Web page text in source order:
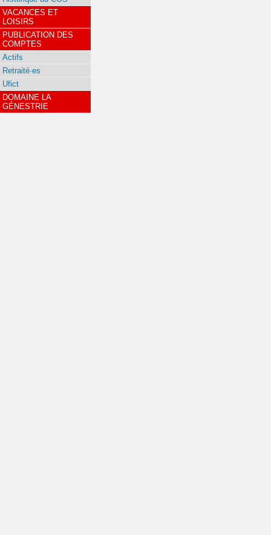
VACANCES ET
LOISIRS
PUBLICATION DES
COMPTES
Actifs
Retraité·es
Ufict
DOMAINE LA
GÉNESTRIE